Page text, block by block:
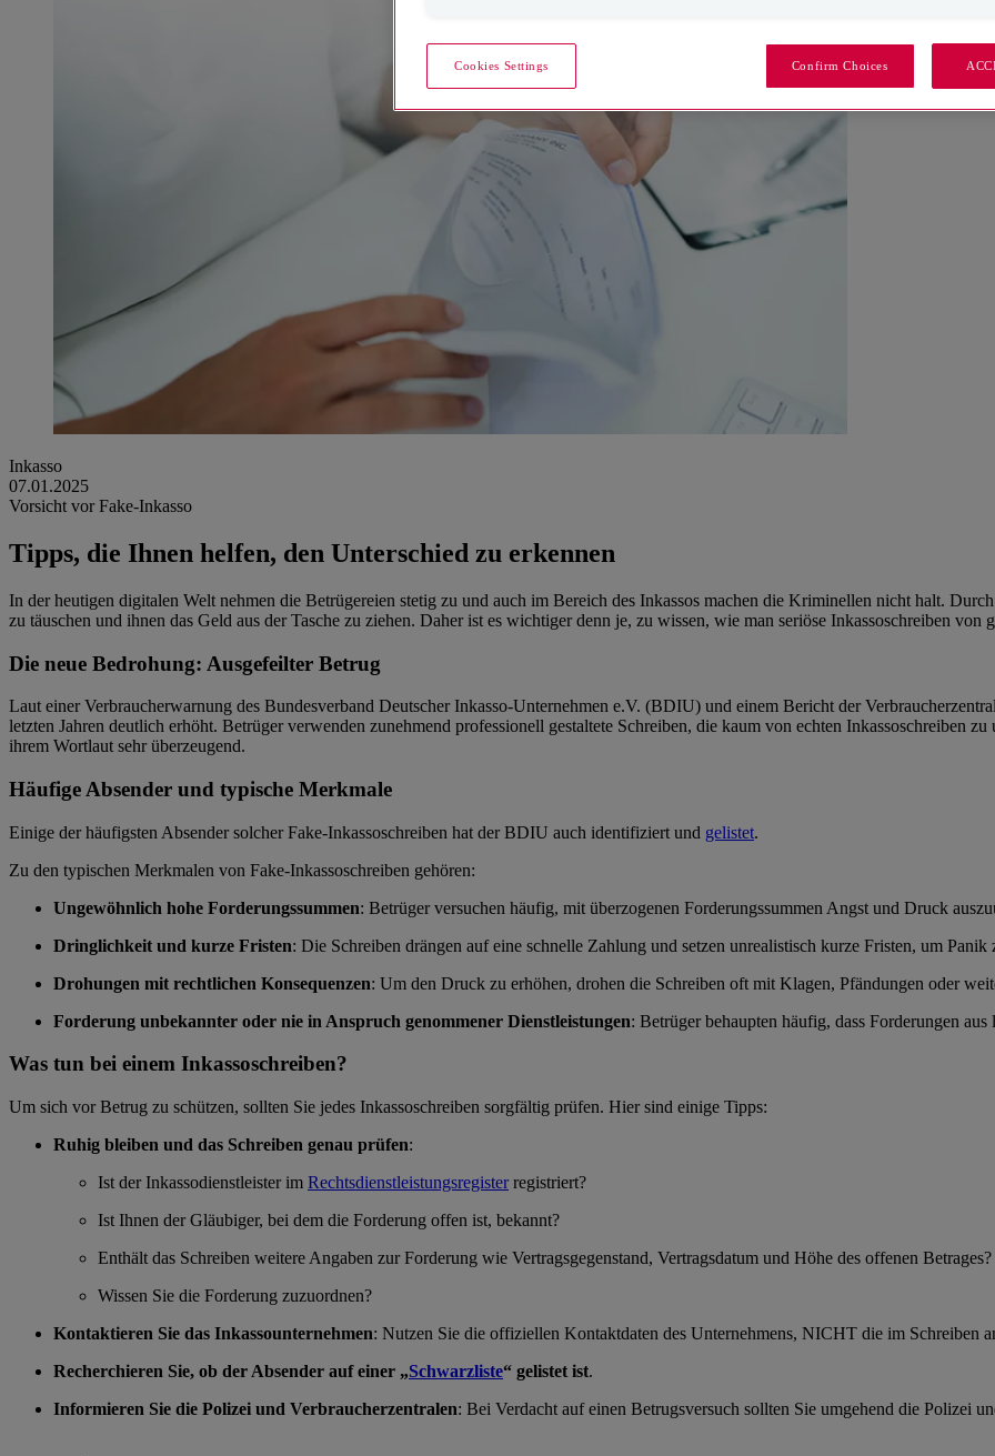
Inkasso
07.01.2025
Vorsicht vor Fake-Inkasso
Tipps, die Ihnen helfen, den Unterschied zu erkennen
In der heutigen digitalen Welt nehmen die Betrügereien stetig zu und auch im Bereich des Inkassos machen die Kriminellen nicht halt.
zu täuschen und ihnen das Geld aus der Tasche zu ziehen. Daher ist es wichtiger denn je, zu wissen, wie man seriöse Inkassoschreiben von
Die neue Bedrohung: Ausgefeilter Betrug
Laut einer Verbraucherwarnung des Bundesverband Deutscher Inkasso-Unternehmen e.V. (BDIU) und einem Bericht der
letzten Jahren deutlich erhöht. Betrüger verwenden zunehmend professionell gestaltete Schreiben, die kaum von echten Inkassoschreiben
ihrem Wortlaut sehr überzeugend.
Häufige Absender und typische Merkmale
Einige der häufigsten Absender solcher Fake-Inkassoschreiben hat der BDIU auch identifiziert und gelistet.
Zu den typischen Merkmalen von Fake-Inkassoschreiben gehören:
Ungewöhnlich hohe Forderungssummen: Betrüger versuchen häufig, mit überzogenen Forderungssummen Angst und Druck
Dringlichkeit und kurze Fristen: Die Schreiben drängen auf eine schnelle Zahlung und setzen unrealistisch kurze Fristen, um Panik
Drohungen mit rechtlichen Konsequenzen: Um den Druck zu erhöhen, drohen die Schreiben oft mit Klagen, Pfändungen oder
Forderung unbekannter oder nie in Anspruch genommener Dienstleistungen: Betrüger behaupten häufig, dass Forderungen
Was tun bei einem Inkassoschreiben?
Um sich vor Betrug zu schützen, sollten Sie jedes Inkassoschreiben sorgfältig prüfen. Hier sind einige Tipps:
Ruhig bleiben und das Schreiben genau prüfen:
Ist der Inkassodienstleister im Rechtsdienstleistungsregisterregistriert?
Ist Ihnen der Gläubiger, bei dem die Forderung offen ist, bekannt?
Enthält das Schreiben weitere Angaben zur Forderung wie Vertragsgegenstand, Vertragsdatum und Höhe des offenen Betrages?
Wissen Sie die Forderung zuzuordnen?
Kontaktieren Sie das Inkassounternehmen: Nutzen Sie die offiziellen Kontaktdaten des Unternehmens, NICHT die im Schreiben
Recherchieren Sie, ob der Absender auf einer „Schwarzliste“ gelistet ist.
Informieren Sie die Polizei und Verbraucherzentralen: Bei Verdacht auf einen Betrugsversuch sollten Sie umgehend die Polizei
Cookies Settings Confirm Choices